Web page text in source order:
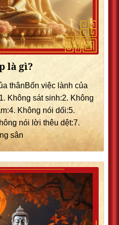
là gì?
thânBốn việc lành của
Không sát sinh:2. Không
Không nói dối:5.
nói lời thêu dệt:7.
sân